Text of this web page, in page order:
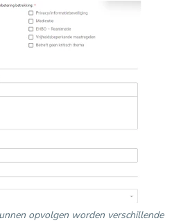
opvolgen worden verschillende